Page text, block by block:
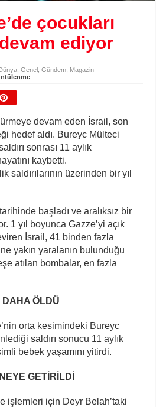
çocukları
ediyor
,Genel ,Gündem Magazin
devam eden İsrail, son
hedef aldı. Bureyc Mülteci
sonrası 11 aylık
kaybetti.
saldırılarının üzerinden bir yıl
başladı ve aralıksız bir
1 yıl boyunca Gazze’yi açık
İsrail, 41 binden fazla
yakın yaralanın bulunduğu
atılan bombalar, en fazla
ÖLDÜ
orta kesimindeki Bureyc
saldırı sonucu 11 aylık
bebek yaşamını yitirdi.
GETİRİLDİ
işlemleri için Deyr Belah’taki